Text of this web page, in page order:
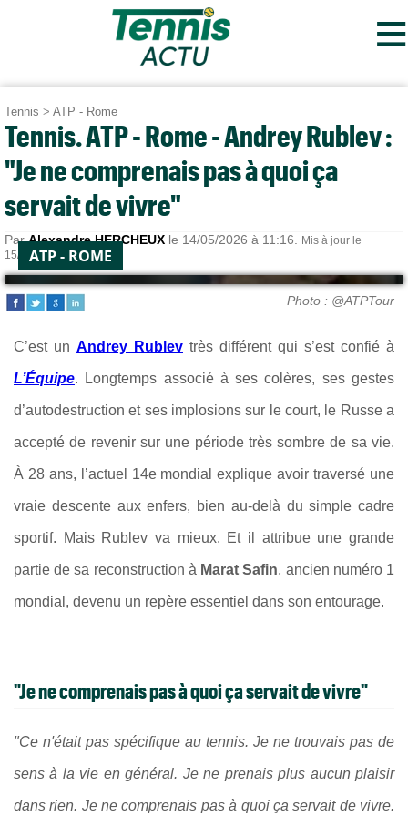
≡
Tennis > ATP - Rome
Tennis. ATP - Rome - Andrey Rublev :
"Je ne comprenais pas à quoi ça
servait de vivre"
ParAlexandre HERCHEUX le 14/05/2026 à 11:16.
Mis à jour le
15/05/2026 à 11:10.
ATP - ROME
Photo : @ATPTour
C’est un Andrey Rublev très différent qui s’est confié à
L’Équipe. Longtemps associé à ses colères, ses gestes
d’autodestruction et ses implosions sur le court, le Russe a
accepté de revenir sur une période très sombre de sa vie.
À 28 ans, l’actuel 14e mondial explique avoir traversé une
vraie descente aux enfers, bien au-delà du simple cadre
sportif. Mais Rublev va mieux. Et il attribue une grande
partie de sa reconstruction à Marat Safin, ancien numéro 1
mondial, devenu un repère essentiel dans son entourage.
"Je ne comprenais pas à quoi ça servait de vivre"
"Ce n'était pas spécifique au tennis. Je ne trouvais pas de
sens à la vie en général. Je ne prenais plus aucun plaisir
dans rien. Je ne comprenais pas à quoi ça servait de vivre.